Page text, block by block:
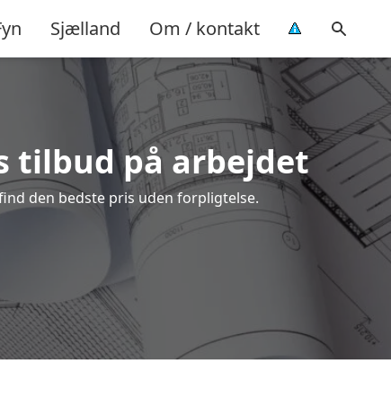
Sjælland Om / kontakt
tilbud på arbejdet
den bedste pris uden forpligtelse.